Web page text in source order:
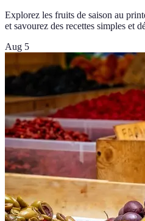
Explorez les fruits de saison au
et savourez des recettes simples et
Aug 5